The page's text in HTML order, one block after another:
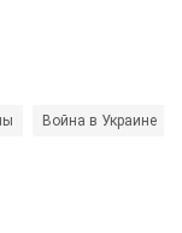
Война в Украине